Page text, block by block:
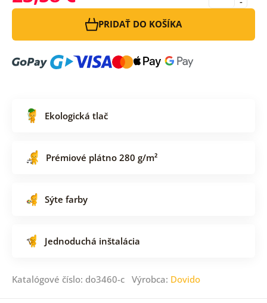
PRIDAŤ DO KOŠÍKA
Ekologická tlač
Prémiové plátno 280 g/m²
Sýte farby
Jednoduchá inštalácia
Katalógové číslo: do3460-c Výrobca: Dovido